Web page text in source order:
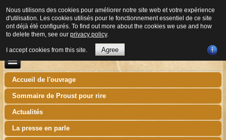
Accueil de l'ouvrage
Sommaire de Proust pour rire
Actualités
La presse en parle
Nous utilisons des cookies pour améliorer notre site web et votre expérience
d'utilisation. Les cookies utilisés pour le fonctionnement essentiel de ce site
ont déjà été configurés. To find out more about the cookies we use and how
to delete them, see our privacy policy.
I accept cookies from this site. Agree